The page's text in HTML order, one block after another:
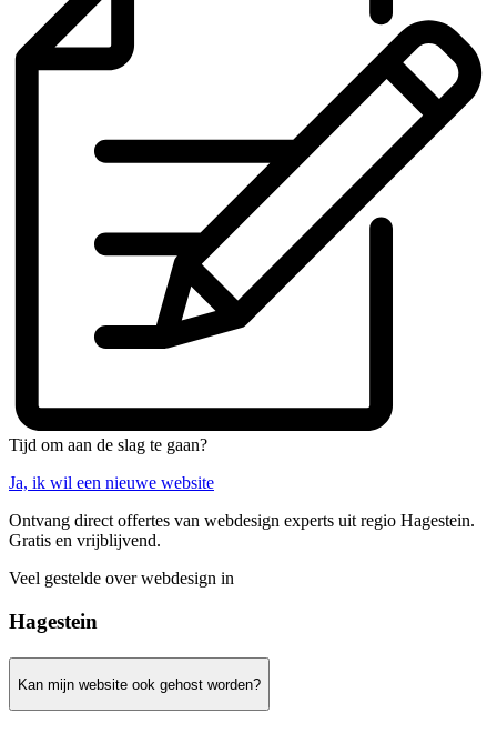
Tijd om aan de slag te gaan?
Ja, ik wil een nieuwe website
Ontvang direct offertes van webdesign experts uit regio Hagestein.
Gratis en vrijblijvend.
Veel gestelde over webdesign in
Hagestein
Kan mijn website ook gehost worden?